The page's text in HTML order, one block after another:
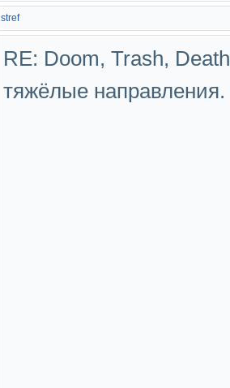
stref
RE: Doom, Trash,
тяжёлые направления.